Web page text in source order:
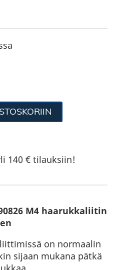
140 € tilauksiin!
M4 haarukkaliitin
on normaalin
sijaan mukana pätkä